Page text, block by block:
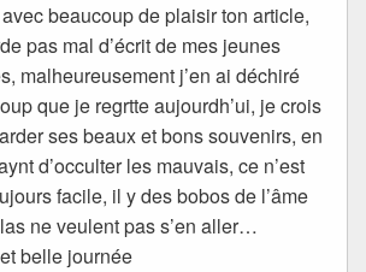
avec beaucoup de plaisir ton article,
pas mal d’écrit de mes jeunes
malheureusement j’en ai déchiré
que je regrtte aujourdh’ui, je crois
ses beaux et bons souvenirs, en
d’occulter les mauvais, ce n’est
facile, il y des bobos de l’âme
ne veulent pas s’en aller…
belle journée